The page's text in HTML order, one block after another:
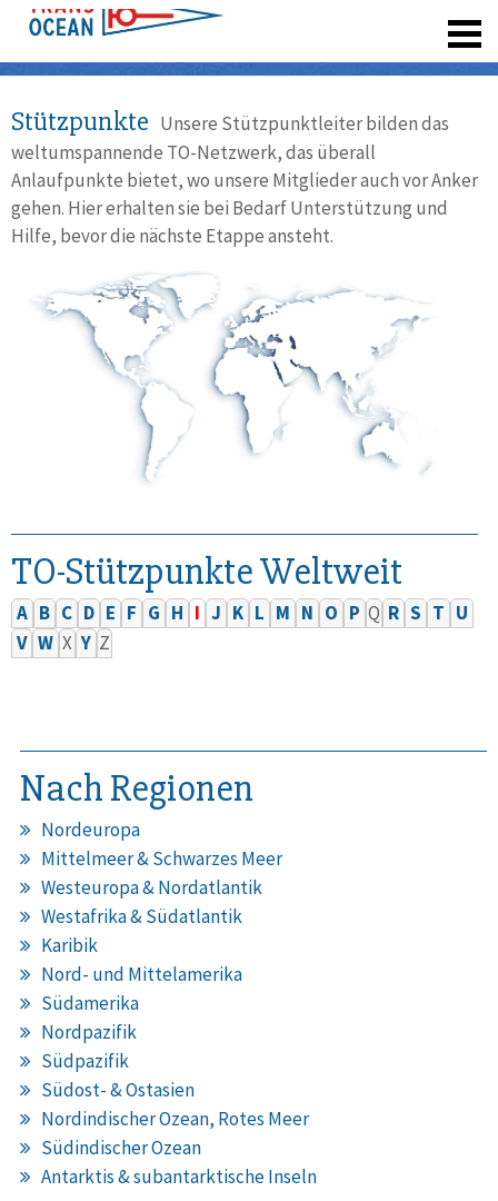
Stützpunkte Unsere Stützpunktleiter bilden das
weltumspannende TO-Netzwerk, das überall
Anlaufpunkte bietet, wo unsere Mitglieder auch vor Anker
gehen. Hier erhalten sie bei Bedarf Unterstützung und
Hilfe, bevor die nächste Etappe ansteht.
TO-Stützpunkte Weltweit
A B C D E F G H I J K L M N O P Q R S T U
V W X Y Z
Nach Regionen
Nordeuropa
Mittelmeer & Schwarzes Meer
Westeuropa & Nordatlantik
Westafrika & Südatlantik
Karibik
Nord- und Mittelamerika
Südamerika
Nordpazifik
Südpazifik
Südost- & Ostasien
Nordindischer Ozean, Rotes Meer
Südindischer Ozean
Antarktis & subantarktische Inseln